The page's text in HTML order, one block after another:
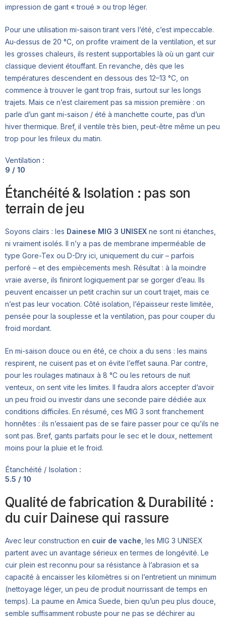
impression de gant « troué » ou trop léger.
Pour une utilisation mi-saison tirant vers l’été, c’est impeccable.
Au-dessus de 20 °C, on profite vraiment de la ventilation, et sur
les grosses chaleurs, ils restent supportables là où un gant cuir
classique devient étouffant. En revanche, dès que les
températures descendent en dessous des 12–13 °C, on
commence à trouver le gant trop frais, surtout sur les longs
trajets. Mais ce n’est clairement pas sa mission première : on
parle d’un gant mi-saison / été à manchette courte, pas d’un
hiver thermique. Bref, il ventile très bien, peut-être même un peu
trop pour les frileux du matin.
Ventilation :
9 / 10
Étanchéité & Isolation : pas son
terrain de jeu
Soyons clairs : les Dainese MIG 3 UNISEX ne sont ni étanches,
ni vraiment isolés. Il n’y a pas de membrane imperméable de
type Gore-Tex ou D-Dry ici, uniquement du cuir – parfois
perforé – et des empiècements mesh. Résultat : à la moindre
vraie averse, ils finiront logiquement par se gorger d’eau. Ils
peuvent encaisser un petit crachin sur un court trajet, mais ce
n’est pas leur vocation. Côté isolation, l’épaisseur reste limitée,
pensée pour la souplesse et la ventilation, pas pour couper du
froid mordant.
En mi-saison douce ou en été, ce choix a du sens : les mains
respirent, ne cuisent pas et on évite l’effet sauna. Par contre,
pour les roulages matinaux à 8 °C ou les retours de nuit
venteux, on sent vite les limites. Il faudra alors accepter d’avoir
un peu froid ou investir dans une seconde paire dédiée aux
conditions difficiles. En résumé, ces MIG 3 sont franchement
honnêtes : ils n’essaient pas de se faire passer pour ce qu’ils ne
sont pas. Bref, gants parfaits pour le sec et le doux, nettement
moins pour la pluie et le froid.
Étanchéité / Isolation :
5.5 / 10
Qualité de fabrication & Durabilité :
du cuir Dainese qui rassure
Avec leur construction en cuir de vache , les MIG 3 UNISEX
partent avec un avantage sérieux en termes de longévité. Le
cuir plein est reconnu pour sa résistance à l’abrasion et sa
capacité à encaisser les kilomètres si on l’entretient un minimum
(nettoyage léger, un peu de produit nourrissant de temps en
temps). La paume en Amica Suede, bien qu’un peu plus douce,
semble suffisamment robuste pour ne pas se déchirer au